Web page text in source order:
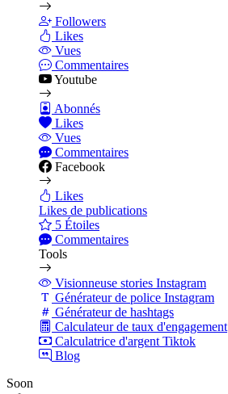
Followers
Likes
Vues
Commentaires
Youtube
Abonnés
Likes
Vues
Commentaires
Facebook
Likes
Likes de publications
5 Étoiles
Commentaires
Tools
Visionneuse stories Instagram
Générateur de police Instagram
Générateur de hashtags
Calculateur de taux d'engagement
Calculatrice d'argent Tiktok
Blog
Soon